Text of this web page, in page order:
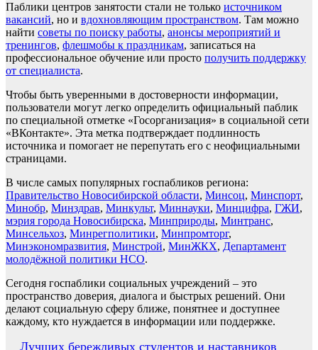
Паблики центров занятости стали не только источником
вакансий, но и вдохновляющим пространством. Там можно
найти советы по поиску работы, анонсы мероприятий и
тренингов, флешмобы к праздникам, записаться на
профессиональное обучение или просто получить поддержку
от специалиста.
Чтобы быть уверенными в достоверности информации,
пользователи могут легко определить официальный паблик
по специальной отметке «Госорганизация» в социальной сети
«ВКонтакте». Эта метка подтверждает подлинность
источника и помогает не перепутать его с неофициальными
страницами.
В числе самых популярных госпабликов региона:
Правительство Новосибирской области, Минсоц, Минспорт,
Минобр, Минздрав, Минкульт, Миннауки, Минцифра, ГЖИ,
мэрия города Новосибирска, Минприроды, Минтранс,
Минсельхоз, Минрегполитики, Минпромторг,
Минэкономразвития, Минстрой, МинЖКХ, Департамент
молодёжной политики НСО.
Сегодня госпаблики социальных учреждений – это
пространство доверия, диалога и быстрых решений. Они
делают социальную сферу ближе, понятнее и доступнее
каждому, кто нуждается в информации или поддержке.
Лучших бережливых студентов и наставников